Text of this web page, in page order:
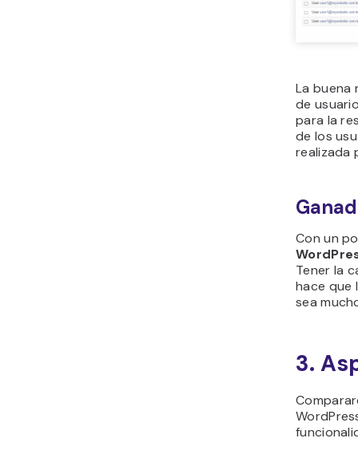
La buena
de
para la
de los
realizada
Con un
Tener la
hace que
sea
3.